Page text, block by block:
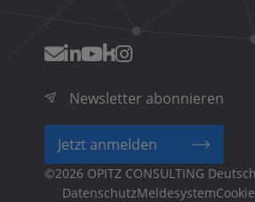
Newsletter abonnieren
Jetzt anmelden
©2026 OPITZ CONSULTING
Fußzeilenmenü